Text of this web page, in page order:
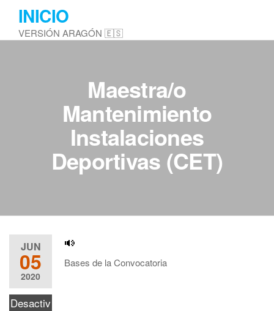
Saltar
contenido
INICIO
VERSIÓN ARAGÓN 🇪🇸
Maestra/o
Mantenimiento
Instalaciones
Deportivas (CET)
JUN
05
2020
Desactiv
Bases de la Convocatoria